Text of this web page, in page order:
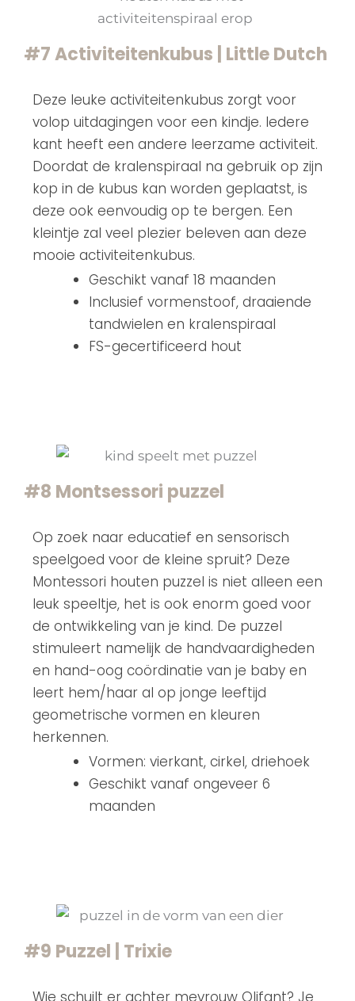
#7 Activiteitenkubus | Little Dutch
Deze leuke activiteitenkubus zorgt voor
volop uitdagingen voor een kindje. Iedere
kant heeft een andere leerzame activiteit.
Doordat de kralenspiraal na gebruik op zijn
kop in de kubus kan worden geplaatst, is
deze ook eenvoudig op te bergen. Een
kleintje zal veel plezier beleven aan deze
mooie activiteitenkubus.
Geschikt vanaf 18 maanden
Inclusief vormenstoof, draaiende
tandwielen en kralenspiraal
FS-gecertificeerd hout
#8 Montsessori puzzel
Op zoek naar educatief en sensorisch
speelgoed voor de kleine spruit? Deze
Montessori houten puzzel is niet alleen een
leuk speeltje, het is ook enorm goed voor
de ontwikkeling van je kind. De puzzel
stimuleert namelijk de handvaardigheden
en hand-oog coördinatie van je baby en
leert hem/haar al op jonge leeftijd
geometrische vormen en kleuren
herkennen.
Vormen: vierkant, cirkel, driehoek
Geschikt vanaf ongeveer 6
maanden
#9 Puzzel | Trixie
Wie schuilt er achter mevrouw Olifant? Je